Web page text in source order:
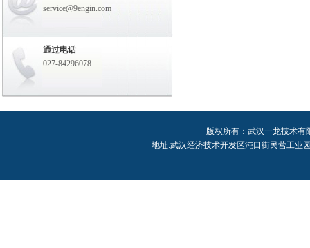
service@9engin.com
通过电话
027-84296078
版权所有：武汉一龙技术有
地址:武汉经济技术开发区沌口街民营工业